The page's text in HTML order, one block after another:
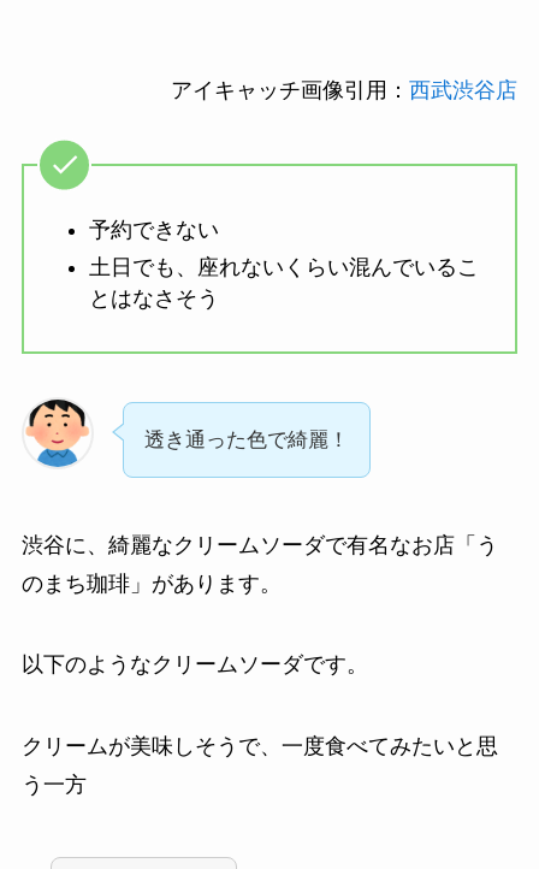
アイキャッチ画像引用：西武渋谷店
予約できない
土日でも、座れないくらい混んでいるこ
とはなさそう
透き通った色で綺麗！
渋谷に、綺麗なクリームソーダで有名なお店「う
のまち珈琲」があります。
以下のようなクリームソーダです。
クリームが美味しそうで、一度食べてみたいと思
う一方